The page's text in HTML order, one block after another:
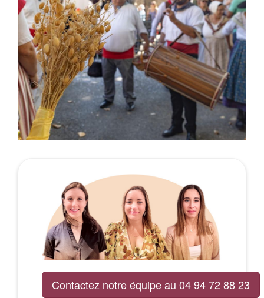
Contactez notre équipe au 04 94 72 88 23